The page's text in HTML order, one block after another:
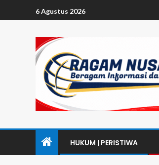
6 Agustus 2026
HUKUM | PERISTIWA